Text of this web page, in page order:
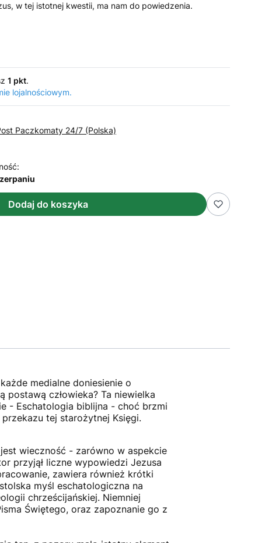
w tej istotnej kwestii, ma nam do powiedzenia.
1 pkt.
lojalnościowym.
Paczkomaty 24/7 (Polska)
Dodaj do koszyka
medialne doniesienie o
postawą człowieka? Ta niewielka
- Eschatologia biblijna - choć brzmi
tej starożytnej Księgi.
wieczność - zarówno w aspekcie
przyjął liczne wypowiedzi Jezusa
zawiera również krótki
myśl eschatologiczna na
chrześcijańskiej. Niemniej
Świętego, oraz zapoznanie go z